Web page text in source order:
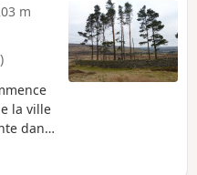
m
la ville
dans